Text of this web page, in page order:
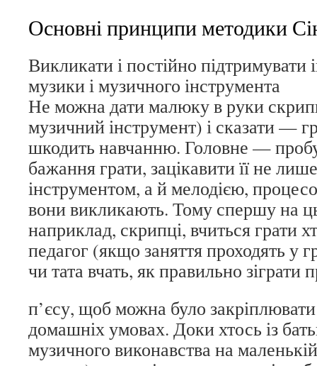
Основні принципи методики
Викликати і постійно підтримувати
музики і музичного інструмента
Не можна дати малюку в руки
музичний інструмент) і сказати —
шкодить навчанню. Головне —
бажання грати, зацікавити її не
інструментом, а й мелодією,
вони викликають. Тому спершу на
наприклад, скрипці, вчиться грати
педагог (якщо заняття проходять у
чи тата вчать, як правильно зіграти
п’єсу, щоб можна було
домашніх умовах. Доки хтось із
музичного виконавства на